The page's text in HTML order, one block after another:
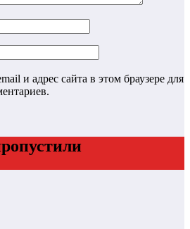
и адрес сайта в этом браузере для